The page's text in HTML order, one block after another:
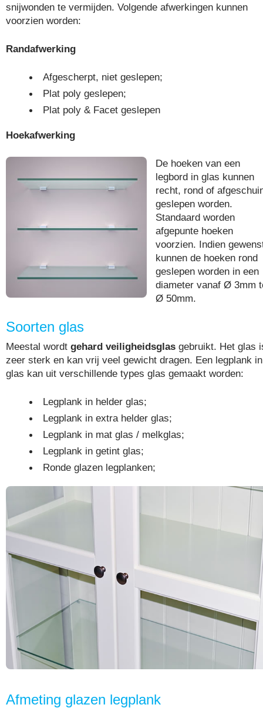
snijwonden te vermijden. Volgende afwerkingen kunnen
voorzien worden:
Randafwerking
Afgescherpt, niet geslepen;
Plat poly geslepen;
Plat poly & Facet geslepen
Hoekafwerking
De hoeken van een
legbord in glas kunnen
recht, rond of
geslepen worden.
Standaard worden
afgepunte hoeken
voorzien. Indien
kunnen de hoeken rond
geslepen worden in een
diameter vanaf Ø 3mm
Ø 50mm.
Soorten glas
Meestal wordt gehard veiligheidsglas gebruikt. Het glas
zeer sterk en kan vrij veel gewicht dragen. Een legplank in
glas kan uit verschillende types glas gemaakt worden:
Legplank in helder glas;
Legplank in extra helder glas;
Legplank in mat glas / melkglas;
Legplank in getint glas;
Ronde glazen legplanken;
Afmeting glazen legplank